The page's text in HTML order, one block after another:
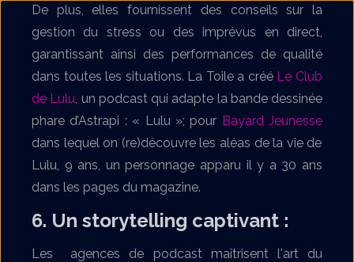
De plus, elles fournissent des conseils sur la
gestion du stress ou des imprévus en direct,
garantissant ainsi des performances de qualité
dans toutes les situations. La Toile a crééLe Club
de Lulu , un podcast qui adapte la bande dessinée
phare d’Astrapi : « Lulu »; pour Bayard Jeunesse
dans lequel on (re)découvre les aléas de la vie de
Lulu, 9 ans, un personnage apparu il y a 30 ans
dans les pages du magazine.
6. Un storytelling captivant :
Les agences de podcast maîtrisent l'art du